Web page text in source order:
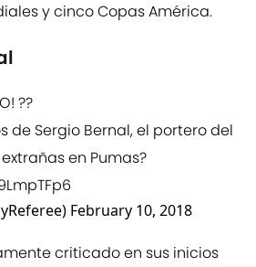
y cinco Copas América.
??
de Sergio Bernal, el portero del
en Pumas?
February 10, 2018
criticado en sus inicios